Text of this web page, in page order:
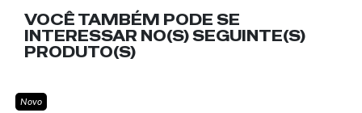
VOCÊ TAMBÉM PODE SE
INTERESSAR NO(S) SEGUINTE(S)
PRODUTO(S)
Novo